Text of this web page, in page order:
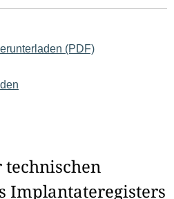
(PDF)
technischen
Implantateregisters